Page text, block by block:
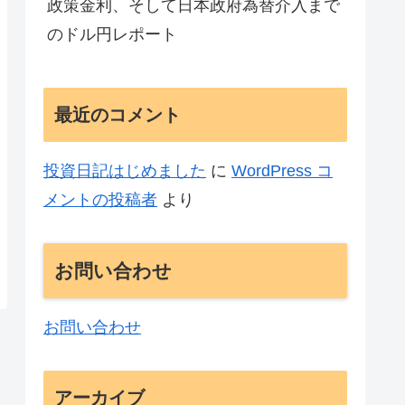
政策金利、そして日本政府為替介入まで
のドル円レポート
最近のコメント
投資日記はじめました に WordPress コ
メントの投稿者 より
お問い合わせ
お問い合わせ
アーカイブ